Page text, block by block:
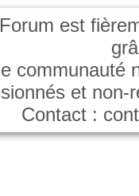
est
communauté
et
Contact :